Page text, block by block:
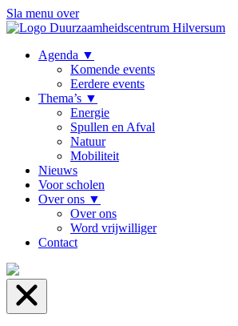
Sla menu over
Agenda ▼
Komende events
Eerdere events
Thema’s ▼
Energie
Spullen en Afval
Natuur
Mobiliteit
Nieuws
Voor scholen
Over ons ▼
Over ons
Word vrijwilliger
Contact